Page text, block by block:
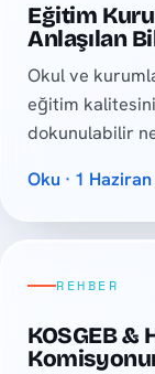
Eğitim
Anlaşılan
Okul ve
eğitim kalitesini
dokunulabilir
Oku · 1
REHBER
KOSGEB &